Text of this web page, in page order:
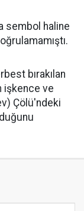
sembol haline
bırakılan
işkence ve
Çölü'ndeki